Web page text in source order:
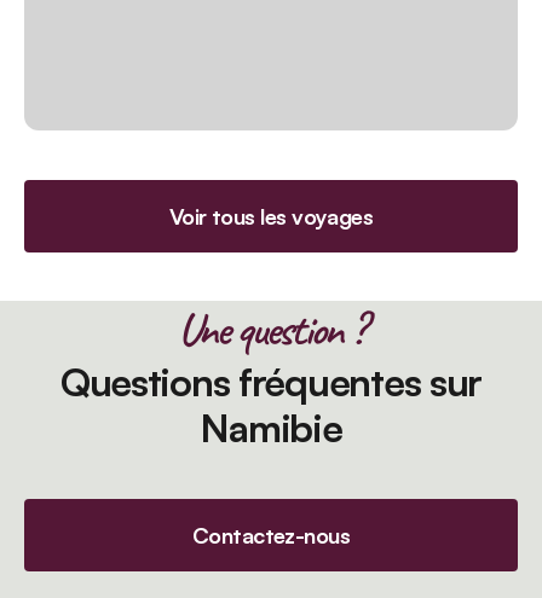
Voir tous les voyages
Une question ?
Questions fréquentes sur
Namibie
Contactez-nous